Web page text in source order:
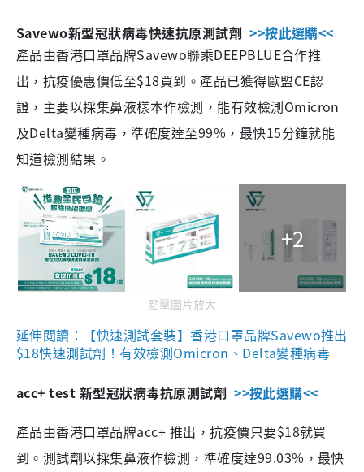
Savewo新型冠狀病毒快速抗原測試劑>>按此選購<<
產品由香港口罩品牌Savewo聯乘DEEPBLUE合作推
出，抗疫優惠價低至$18買到。產品已獲得歐盟CE認
證，主要以採集鼻液樣本作檢測，能有效檢測Omicron
及Delta變種病毒，準確度達至99%，最快15分鐘就能
知道檢測結果。
+2
點擊圖片放大
延伸閱讀：【快速測試套裝】香港口罩品牌Savewo推出
$18快速測試劑！有效檢測Omicron、Delta變種病毒
acc+ test 新型冠狀病毒抗原測試劑>>按此選購<<
產品由香港口罩品牌acc+ 推出，抗疫價只要$18就買
到。測試劑以採集鼻液作檢測，準確度達99.03%，最快